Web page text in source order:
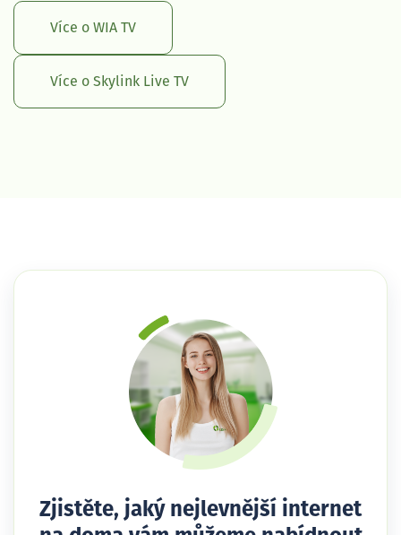
Více o WIA TV
Více o Skylink Live TV
Zjistěte, jaký nejlevnější internet